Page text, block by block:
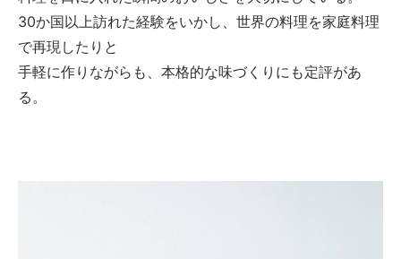
30か国以上訪れた経験をいかし、世界の料理を家庭料理
で再現したりと
手軽に作りながらも、本格的な味づくりにも定評があ
る。